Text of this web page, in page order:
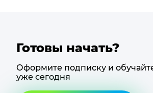
Готовы начать?
Оформите подписку и
уже сегодня